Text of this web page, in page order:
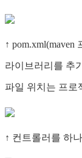
↑ pom.xml(maven
라이브러리를 추
파일 위치는 프로
↑ 컨트롤러를 하